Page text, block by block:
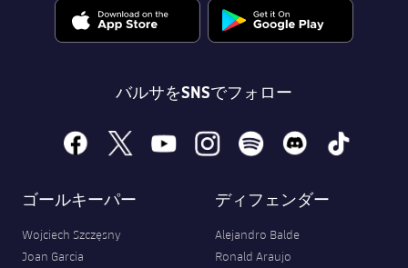
バルサをSNSでフォロー
facebook
x youtubeinstagramspotify discord tiktok
ゴールキーパー
Wojciech Szczęsny
Joan Garcia
ディフェンダー
Alejandro Balde
Ronald Araujo